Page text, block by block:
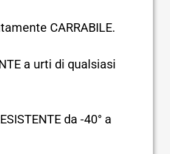
CARRABILE.
a urti di qualsiasi
da -40° a